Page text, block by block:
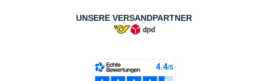
UNSERE VERSANDPARTNER